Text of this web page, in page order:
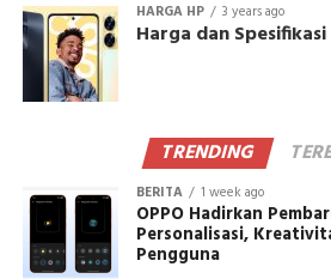
HARGA HP 3 years ago
Harga dan Spesifikasi
TRENDING
BERITA 1 week ago
OPPO Hadirkan
Personalisasi,
Pengguna